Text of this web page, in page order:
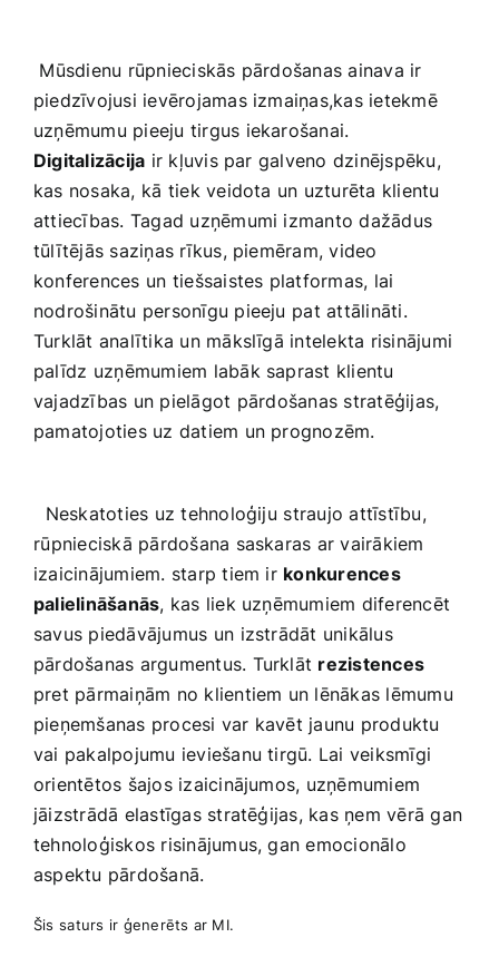
TV un Sadzīves tehnika
Zoo preces
⁢ Mūsdienu rūpnieciskās pārdošanas ainava ir
piedzīvojusi ievērojamas izmaiņas,kas ietekmē⁢
uzņēmumu pieeju tirgus iekarošanai. ‍
Digitalizācija ir kļuvis par galveno dzinējspēku,
kas nosaka,⁣ kā tiek veidota un uzturēta klientu
attiecības. Tagad uzņēmumi izmanto dažādus
tūlītējās saziņas rīkus, ‍piemēram, video
konferences un⁤ tiešsaistes platformas,​ lai
nodrošinātu personīgu pieeju⁣ pat attālināti.
Turklāt analītika un mākslīgā intelekta ​risinājumi
palīdz⁣ uzņēmumiem labāk saprast klientu
vajadzības un pielāgot ⁣pārdošanas stratēģijas,
pamatojoties uz datiem‍ un prognozēm.
⁣ ‌ Neskatoties uz tehnoloģiju ⁤straujo attīstību,
⁣rūpnieciskā pārdošana saskaras ar vairākiem⁢
izaicinājumiem. starp tiem ir konkurences
palielināšanās, kas liek uzņēmumiem diferencēt
savus piedāvājumus⁢ un izstrādāt unikālus
pārdošanas argumentus. Turklāt rezistences
pret‍ pārmaiņām no klientiem un lēnākas lēmumu
pieņemšanas procesi var kavēt jaunu produktu
vai‍ pakalpojumu ieviešanu tirgū. Lai veiksmīgi
orientētos šajos izaicinājumos, uzņēmumiem
jāizstrādā elastīgas stratēģijas, kas ņem vērā gan
tehnoloģiskos risinājumus, gan emocionālo
aspektu pārdošanā.
Šis⁢ saturs ir ‌ģenerēts ar MI.